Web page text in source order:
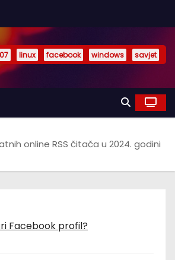
linux facebook windows savjet
online RSS čitača u 2024. godini
Facebook profil?